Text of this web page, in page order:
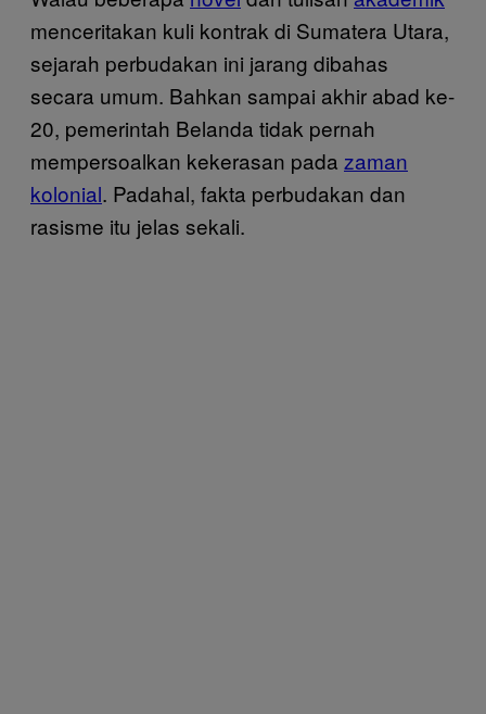
menceritakan kuli kontrak di Sumatera Utara,
sejarah perbudakan ini jarang dibahas
secara umum. Bahkan sampai akhir abad ke-
20, pemerintah Belanda tidak pernah
mempersoalkan kekerasan pada zaman
kolonial. Padahal, fakta perbudakan dan
rasisme itu jelas sekali.